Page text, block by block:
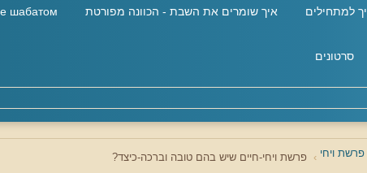
למתחילים איך שומרים את השבת - הכוונה מפורטת шабатом
סרטונים
פרשת ויחי פרשת ויחי-חיים שיש בהם טובה וברכה-כיצד?